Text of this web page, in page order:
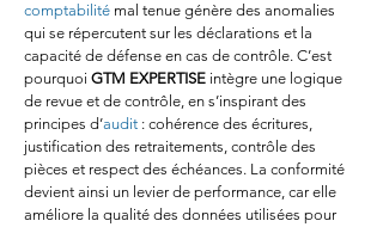
comptabilité mal tenue génère des anomalies
qui se répercutent sur les déclarations et la
capacité de défense en cas de contrôle. C’est
pourquoi GTM EXPERTISE intègre une logique
de revue et de contrôle, en s’inspirant des
principes d’audit : cohérence des écritures,
justification des retraitements, contrôle des
pièces et respect des échéances. La conformité
devient ainsi un levier de performance, car elle
améliore la qualité des données utilisées pour